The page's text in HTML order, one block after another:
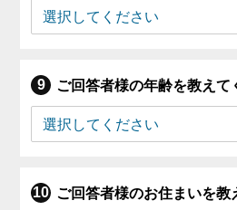
ご回答者様の年齢を教えて
ご回答者様のお住まいを教